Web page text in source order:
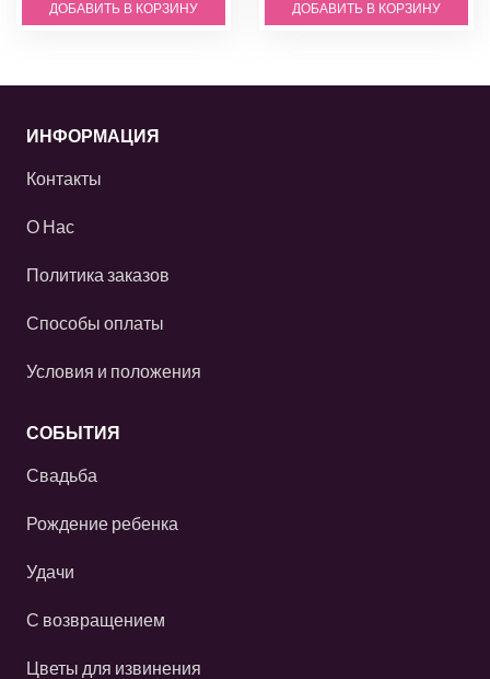
ДОБАВИТЬ В КОРЗИНУ ДОБАВИТЬ В КОРЗИНУ
ИНФОРМАЦИЯ
Контакты
О Нас
Политика заказов
Способы оплаты
Условия и положения
СОБЫТИЯ
Свадьба
Рождение ребенка
Удачи
С возвращением
Цветы для извинения